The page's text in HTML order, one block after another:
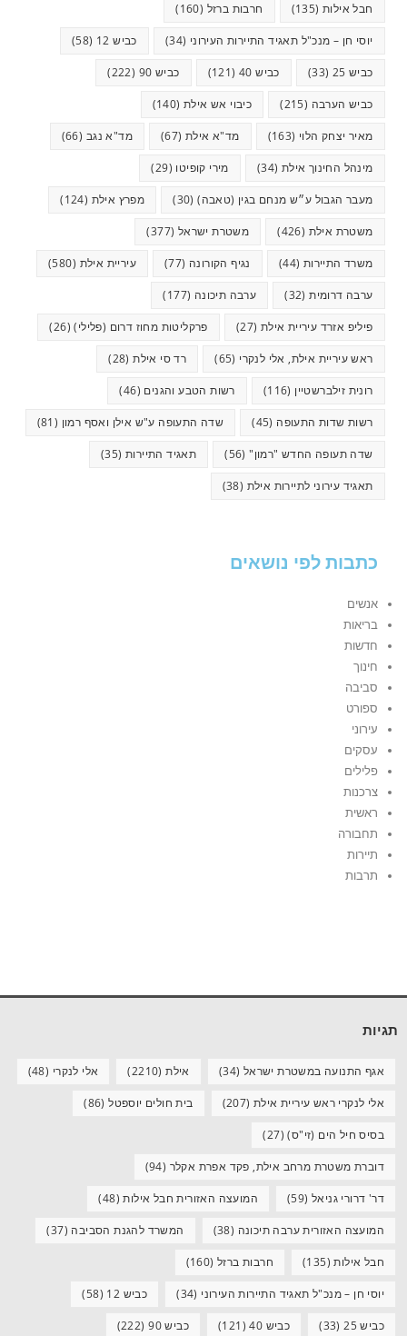
חבל אילות (135) חרבות ברזל (160)
יוסי חן – מנכ"ל תאגיד התיירות העירוני (34) כביש 12 (58)
כביש 25 (33) כביש 40 (121) כביש 90 (222)
כביש הערבה (215) כיבוי אש אילת (140)
מאיר יצחק הלוי (163) מד"א אילת (67) מד"א נגב (66)
מינהל החינוך אילת (34) מירי קופיטו (29)
מעבר הגבול ע״ש מנחם בגין (טאבה)(30) מפרץ אילת (124)
משטרת אילת (426) משטרת ישראל (377)
משרד התיירות (44) נגיף הקורונה (77) עיריית אילת (580)
ערבה דרומית(32) ערבה תיכונה (177)
פיליפ אזרד עיריית אילת (27) פרקליטות מחוז דרום (פלילי)(26)
ראש עיריית אילת, אלי לנקרי (65) רד סי אילת(28)
רונית זילברשטיין (116) רשות הטבע והגנים (46)
רשות שדות התעופה (45) שדה התעופה ע"ש אילן ואסף רמון (81)
שדה תעופה החדש "רמון"(56) תאגיד התיירות (35)
תאגיד עירוני לתיירות אילת (38)
כתבות לפי נושאים
אנשים
בריאות
חדשות
חינוך
סביבה
ספורט
עירוני
עסקים
פלילים
צרכנות
ראשית
תחבורה
תיירות
תרבות
תגיות
אגף התנועה במשטרת ישראל (34) אילת(2210) אלי לנקרי (48)
אלי לנקרי ראש עיריית אילת (207) בית חולים יוספטל(86)
בסיס חיל הים (זי"ס)(27)
דוברת משטרת מרחב אילת, פקד אפרת אקלר (94)
דר' דרורי גניאל (59) המועצה האזורית חבל אילות(48)
המועצה האזורית ערבה תיכונה (38) המשרד להגנת הסביבה (37)
חבל אילות(135) חרבות ברזל (160)
יוסי חן – מנכ"ל תאגיד התיירות העירוני (34) כביש 12 (58)
כביש 25 (33) כביש 40 (121) כביש 90 (222)